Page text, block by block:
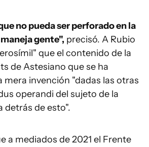
no pueda ser perforado en la
gente", precisó. A Rubio
que el contenido de la
de Astesiano que se ha
mera invención "dadas las otras
operandi del sujeto de la
detrás de esto".
a mediados de 2021 el Frente